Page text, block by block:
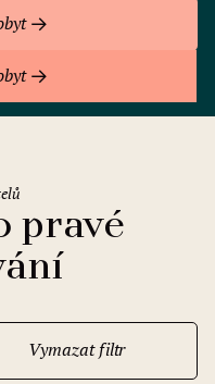
pravé
Vymazat filtr